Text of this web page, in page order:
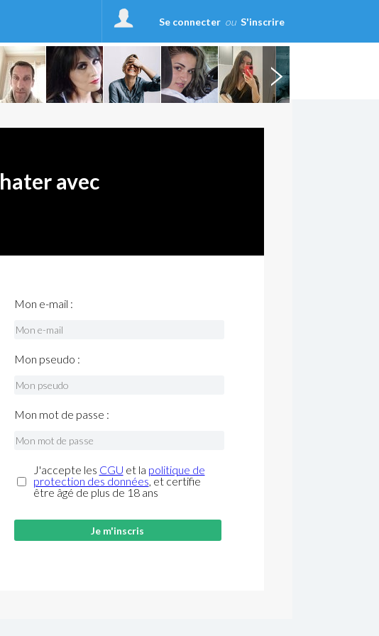
Se connecter ou S'inscrire
avec
Mon e-mail :
Mon pseudo :
Mon mot de passe :
J'accepte les CGU et la politique de
protection des données, et certifie
être âgé de plus de 18 ans